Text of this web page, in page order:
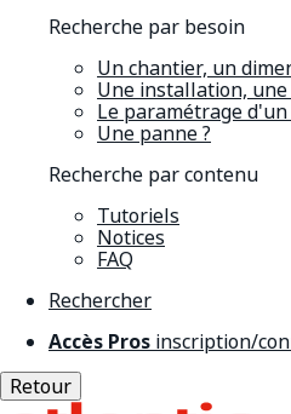
Recherche par besoin
Un chantier, un
Une installation, une
Le paramétrage
Une panne ?
Recherche par contenu
Tutoriels
Notices
FAQ
Rechercher
Accès Pros inscription/
Retour